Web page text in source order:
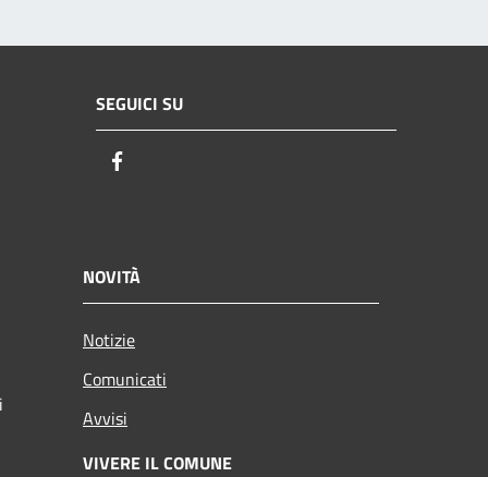
SEGUICI SU
NOVITÀ
Notizie
Comunicati
Avvisi
VIVERE IL COMUNE